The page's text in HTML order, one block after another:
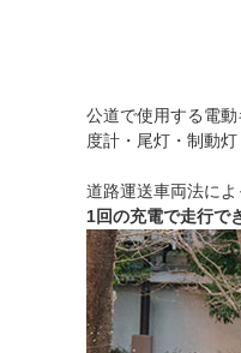
公道で使用する電
度計・尾灯・制動
道路運送車両法に
1回の充電で走行で